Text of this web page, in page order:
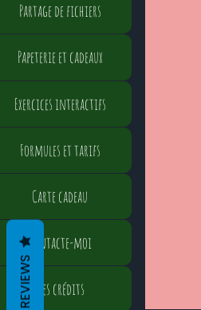
Partage de fichiers
Papeterie et cadeaux
Exercices interactifs
Formules et tarifs
Carte cadeau
Contacte-moi
Mes crédits
REVIEWS